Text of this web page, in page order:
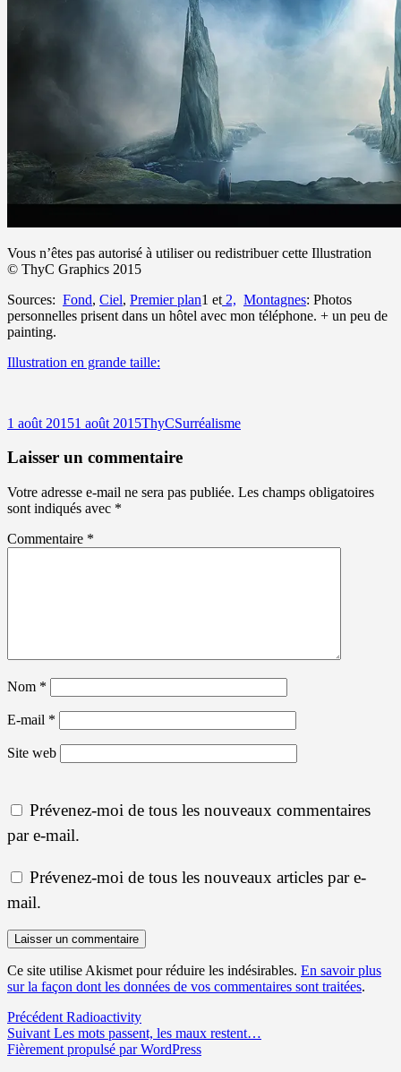
Vous n’êtes pas autorisé à utiliser ou redistribuer cette Illustration
© ThyC Graphics 2015
Sources: Fond, Ciel, Premier plan1 et 2, Montagnes: Photos
personnelles prisent dans un hôtel avec mon téléphone. + un peu de
painting.
Illustration en grande taille:
Publié
1 août 20151 août 2015Auteur
ThyCCatégories
Surréalisme
Laisser un commentaire
Votre adresse e-mail ne sera pas publiée. Les champs obligatoires
sont indiqués avec *
Commentaire *
Nom *
E-mail *
Site web
Prévenez-moi de tous les nouveaux commentaires
par e-mail.
Prévenez-moi de tous les nouveaux articles par e-
mail.
Ce site utilise Akismet pour réduire les indésirables. En savoir plus
sur la façon dont les données de vos commentaires sont traitées.
Navigation
de
Précédent Article
précédent :
Radioactivity
Suivant Article
suivant :
Les mots passent, les maux restent…
Fièrement propulsé par WordPress